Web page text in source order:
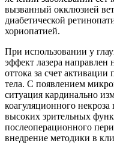
вызванный окклюзией
диабетической
хориопатией.
При использовании у
эффект лазера направлен
оттока за счет
тела. С появлением
ситуация кардинально
коагуляционного
высоких зрительных
послеоперационного
внедрение методики в